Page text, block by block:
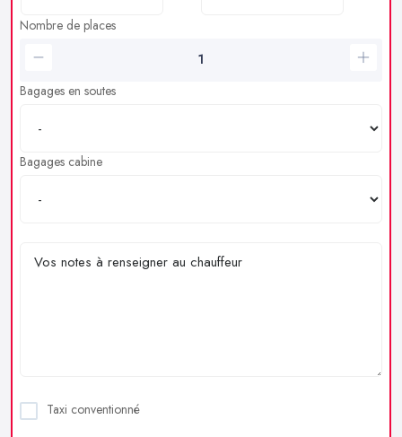
Nombre de places
Bagages en soutes
Bagages cabine
Taxi conventionné